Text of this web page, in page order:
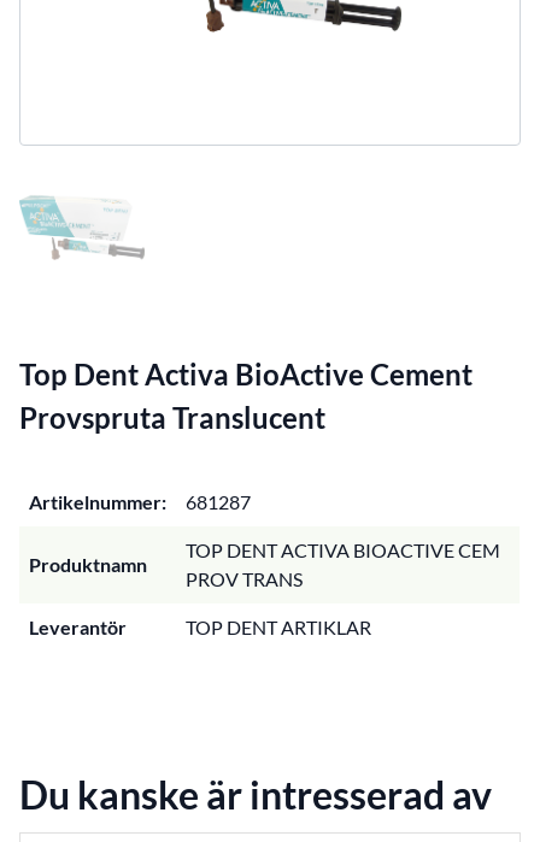
Top Dent Activa BioActive Cement
Provspruta Translucent
Artikelnummer: 681287
Produktnamn
TOP DENT ACTIVA BIOACTIVE CEM
PROV TRANS
Leverantör TOP DENT ARTIKLAR
Du kanske är intresserad av